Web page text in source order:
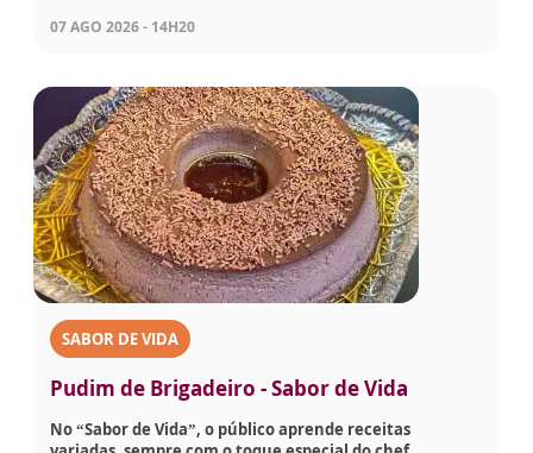
07 AGO 2026 - 14H20
SABOR DE VIDA
Pudim de Brigadeiro - Sabor de Vida
No “Sabor de Vida”, o público aprende receitas